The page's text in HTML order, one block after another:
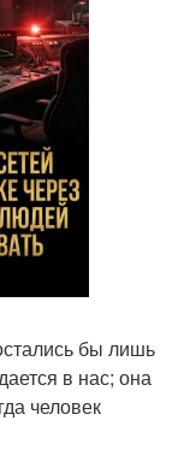
бы лишь
в нас; она
человек